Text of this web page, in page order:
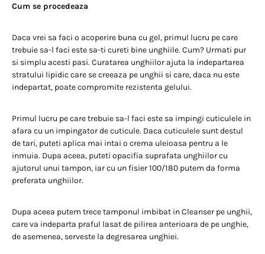
Cum se procedeaza
Daca vrei sa faci o acoperire buna cu gel, primul lucru pe care
trebuie sa-l faci este sa-ti cureti bine unghiile. Cum? Urmati pur
si simplu acesti pasi. Curatarea unghiilor ajuta la indepartarea
stratului lipidic care se creeaza pe unghii si care, daca nu este
indepartat, poate compromite rezistenta gelului.
Primul lucru pe care trebuie sa-l faci este sa impingi cuticulele in
afara cu un impingator de cuticule. Daca cuticulele sunt destul
de tari, puteti aplica mai intai o crema uleioasa pentru a le
inmuia. Dupa aceea, puteti opacifia suprafata unghiilor cu
ajutorul unui tampon, iar cu un fisier 100/180 putem da forma
preferata unghiilor.
Dupa aceea putem trece tamponul imbibat in Cleanser pe unghii,
care va indeparta praful lasat de pilirea anterioara de pe unghie,
de asemenea, serveste la degresarea unghiei.